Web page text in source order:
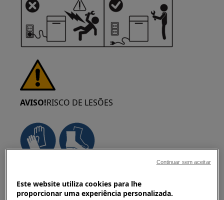
AVISO!RISCO DE LESÕES
Para aparelhos pesados, é mais seguro que
sejam deslocados por duas pessoas. Use
Este website utiliza cookies para lhe
proporcionar uma experiência personalizada.
Continuar sem aceitar